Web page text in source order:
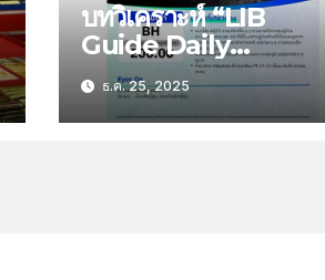
บทวิเคราะห์ “LIB
Guide Daily
Strategy” ประจำวัน
พฤหัสที่ 25 ธันวาคม
2568 หัวข้อ “ติดตาม
ธ.ค. 25, 2025